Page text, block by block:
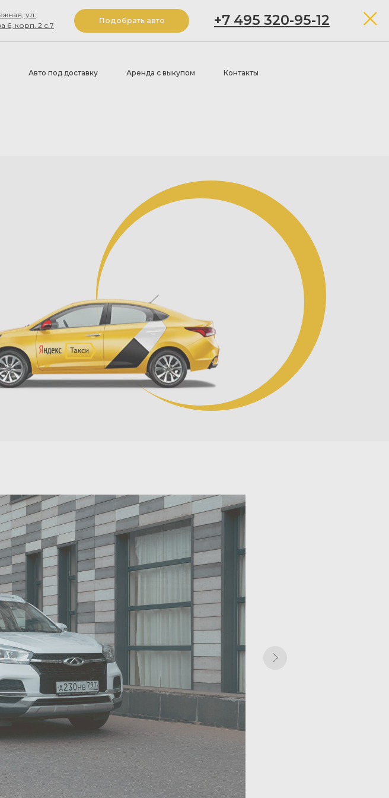
Подобрать авто +7 495 320-95-12
ул.
6, корп. 2 с.7
Авто под доставку Аренда с выкупом Контакты